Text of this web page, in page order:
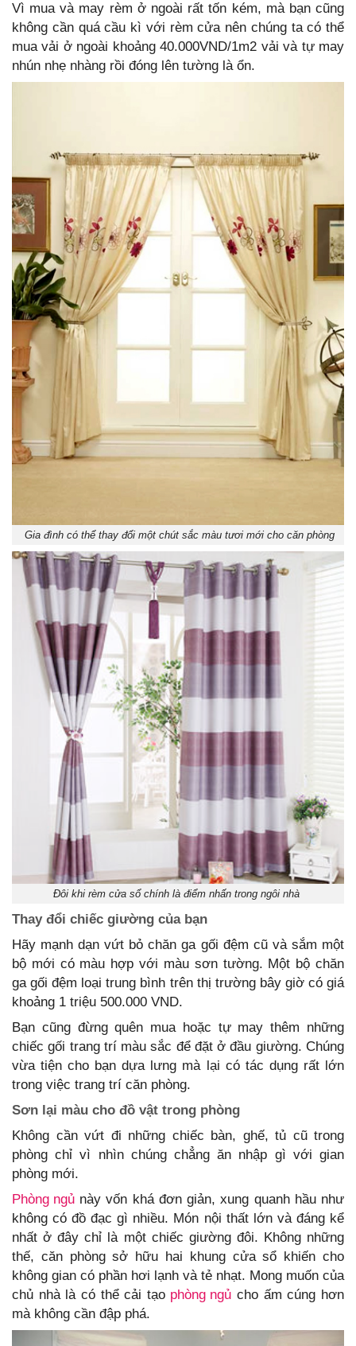
Vì mua và may rèm ở ngoài rất tốn kém, mà bạn cũng
không cần quá cầu kì với rèm cửa nên chúng ta có thể
mua vải ở ngoài khoảng 40.000VND/1m2 vải và tự may
nhún nhẹ nhàng rồi đóng lên tường là ổn.
Gia đình có thể thay đổi một chút sắc màu tươi mới cho căn phòng
Đôi khi rèm cửa sổ chính là điểm nhấn trong ngôi nhà
Thay đổi chiếc giường của bạn
Hãy mạnh dạn vứt bỏ chăn ga gối đệm cũ và sắm một
bộ mới có màu hợp với màu sơn tường. Một bộ chăn
ga gối đệm loại trung bình trên thị trường bây giờ có giá
khoảng 1 triệu 500.000 VND.
Bạn cũng đừng quên mua hoặc tự may thêm những
chiếc gối trang trí màu sắc để đặt ở đầu giường. Chúng
vừa tiện cho bạn dựa lưng mà lại có tác dụng rất lớn
trong việc trang trí căn phòng.
Sơn lại màu cho đồ vật trong phòng
Không cần vứt đi những chiếc bàn, ghế, tủ cũ trong
phòng chỉ vì nhìn chúng chẳng ăn nhập gì với gian
phòng mới.
Phòng ngủ này vốn khá đơn giản, xung quanh hầu như
không có đồ đạc gì nhiều. Món nội thất lớn và đáng kể
nhất ở đây chỉ là một chiếc giường đôi. Không những
thế, căn phòng sở hữu hai khung cửa sổ khiến cho
không gian có phần hơi lạnh và tẻ nhạt. Mong muốn của
chủ nhà là có thể cải tạo phòng ngủ cho ấm cúng hơn
mà không cần đập phá.